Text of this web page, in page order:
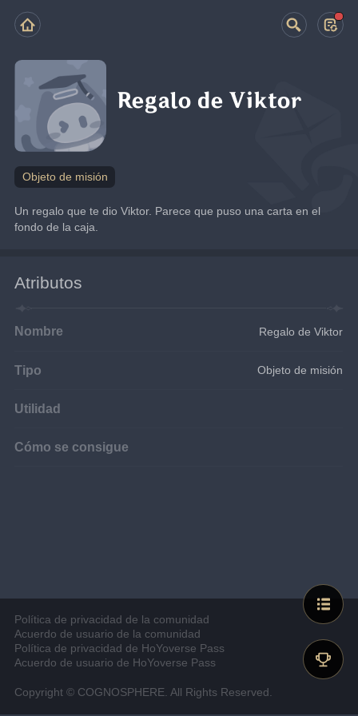
Regalo de Viktor
Objeto de misión
Un regalo que te dio Viktor. Parece que puso una carta en el
fondo de la caja.
Atributos
Nombre Regalo de Viktor
Tipo Objeto de misión
Utilidad
Cómo se consigue
Política de privacidad de la comunidad
Acuerdo de usuario de la comunidad
Política de privacidad de HoYoverse Pass
Acuerdo de usuario de HoYoverse Pass
Copyright © COGNOSPHERE. All Rights Reserved.